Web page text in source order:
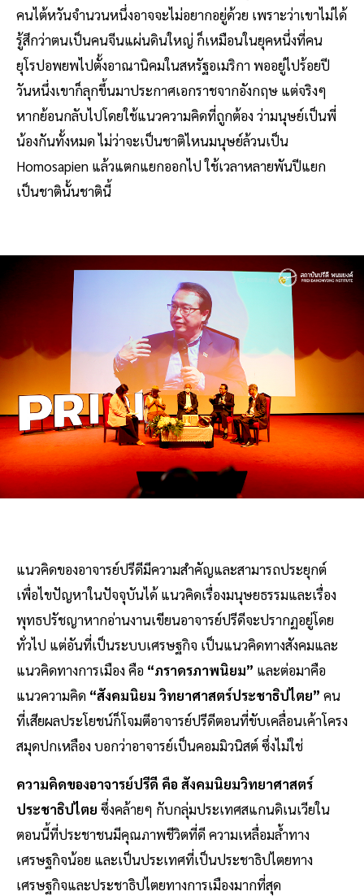
คนไต้หวันจำนวนหนึ่งอาจจะไม่อยากอยู่ด้วย เพราะว่าเขาไม่ได้
รู้สึกว่าตนเป็นคนจีนแผ่นดินใหญ่ ก็เหมือนในยุคหนึ่งที่คน
ยุโรปอพยพไปตั้งอาณานิคมในสหรัฐอเมริกา พออยู่ไปร้อยปี
วันหนึ่งเขาก็ลุกขึ้นมาประกาศเอกราชจากอังกฤษ แต่จริงๆ
หากย้อนกลับไปโดยใช้แนวความคิดที่ถูกต้อง ว่ามนุษย์เป็นพี่
น้องกันทั้งหมด ไม่ว่าจะเป็นชาติไหนมนุษย์ล้วนเป็น
Homosapien แล้วแตกแยกออกไป ใช้เวลาหลายพันปีแยก
เป็นชาตินั้นชาตินี้
แนวคิดของอาจารย์ปรีดีมีความสำคัญและสามารถประยุกต์
เพื่อไขปัญหาในปัจจุบันได้ แนวคิดเรื่องมนุษยธรรมและเรื่อง
พุทธปรัชญาหากอ่านงานเขียนอาจารย์ปรีดีจะปรากฏอยู่โดย
ทั่วไป แต่อันที่เป็นระบบเศรษฐกิจ เป็นแนวคิดทางสังคมและ
แนวคิดทางการเมือง คือ “ภราดรภาพนิยม” และต่อมาคือ
แนวความคิด “สังคมนิยม วิทยาศาสตร์ประชาธิปไตย” คน
ที่เสียผลประโยชน์ก็โจมตีอาจารย์ปรีดีตอนที่ขับเคลื่อนเค้าโครง
สมุดปกเหลือง บอกว่าอาจารย์เป็นคอมมิวนิสต์ ซึ่งไม่ใช่
ความคิดของอาจารย์ปรีดี คือ สังคมนิยมวิทยาศาสตร์
ประชาธิปไตย ซึ่งคล้ายๆ กับกลุ่มประเทศสแกนดิเนเวียใน
ตอนนี้ที่ประชาชนมีคุณภาพชีวิตที่ดี ความเหลื่อมล้ำทาง
เศรษฐกิจน้อย และเป็นประเทศที่เป็นประชาธิปไตยทาง
เศรษฐกิจและประชาธิปไตยทางการเมืองมากที่สุด